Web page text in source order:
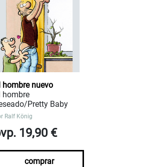
hombre nuevo
hombre
Pretty Baby
Ralf König
19,90 €
comprar